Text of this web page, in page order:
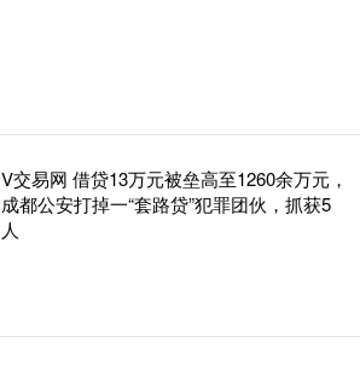
V交易网 借贷13万元被垒高至1260余万元，
成都公安打掉一“套路贷”犯罪团伙，抓获5
人